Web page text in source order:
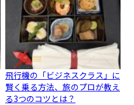
飛行機の「ビジネスクラス」に
賢く乗る方法、旅のプロが教え
る3つのコツとは？